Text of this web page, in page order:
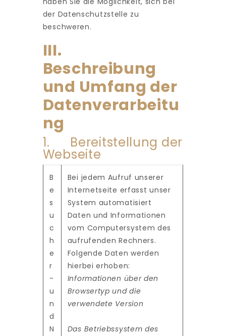
der Datenschutzstelle zu
beschweren.
III.
Beschreibung
und Umfang der
Datenverarbeitu
ng
1. Bereitstellung der
Webseite
B
e
s
u
c
h
e
r
-
u
n
d
N
Bei jedem Aufruf unserer
Internetseite erfasst unser
System automatisiert
Daten und Informationen
vom Computersystem des
aufrufenden Rechners.
Folgende Daten werden
hierbei erhoben:
Informationen über den
Browsertyp und die
verwendete Version
Das Betriebssystem des